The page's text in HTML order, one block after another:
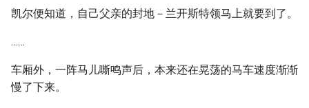
凯尔便知道，自己父亲的封地－兰开斯特领马上就要到了。
……
车厢外，一阵马儿嘶鸣声后，本来还在晃荡的马车速度渐渐
慢了下来。